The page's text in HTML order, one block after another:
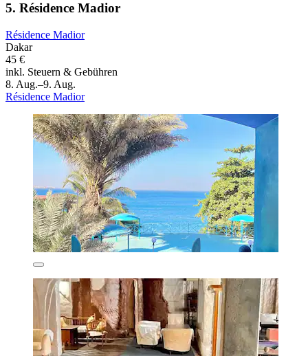
5. Résidence Madior
Résidence Madior
Dakar
45 €
inkl. Steuern & Gebühren
8. Aug.–9. Aug.
Résidence Madior